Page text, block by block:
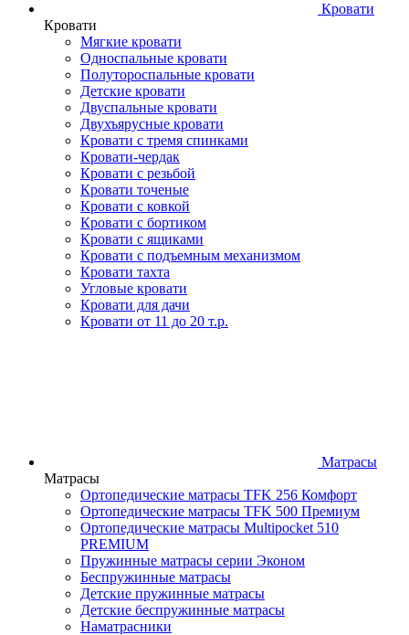
Кровати
Кровати
Мягкие кровати
Односпальные кровати
Полутороспальные кровати
Детские кровати
Двуспальные кровати
Двухъярусные кровати
Кровати с тремя спинками
Кровати-чердак
Кровати с резьбой
Кровати точеные
Кровати с ковкой
Кровати с бортиком
Кровати с ящиками
Кровати с подъемным механизмом
Кровати тахта
Угловые кровати
Кровати для дачи
Кровати от 11 до 20 т.р.
Матрасы
Матрасы
Ортопедические матрасы TFK 256 Комфорт
Ортопедические матрасы TFK 500 Премиум
Ортопедические матрасы Multipocket 510
PREMIUM
Пружинные матрасы серии Эконом
Беспружинные матрасы
Детские пружинные матрасы
Детские беспружинные матрасы
Наматрасники